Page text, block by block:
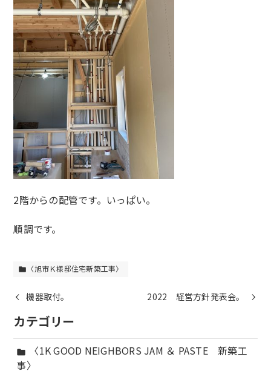
2階からの配管です。いっぱい。
順調です。
folder 〈旭市Ｋ様邸住宅新築工事〉
機器取付。 2022 経営方針発表会。
カテゴリー
folder
〈1K GOOD NEIGHBORS JAM ＆ PASTE 新築工
事〉